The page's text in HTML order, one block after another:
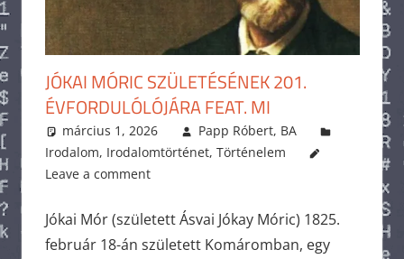
JÓKAI MÓRIC SZÜLETÉSÉNEK 201.
ÉVFORDULÓLÓJÁRA FEAT. MI
március 1, 2026
Papp Róbert, BA
Irodalom, Irodalomtörténet, Történelem
Leave a comment
Jókai Mór (született Ásvai Jókay Móric) 1825.
február 18-án született Komáromban, egy